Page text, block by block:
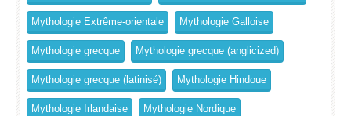
Mythologie Extrême-orientale Mythologie Galloise
Mythologie grecque Mythologie grecque (anglicized)
Mythologie grecque (latinisé) Mythologie Hindoue
Mythologie Irlandaise Mythologie Nordique